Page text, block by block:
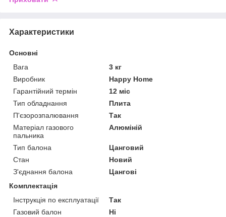
Характеристики
Основні
Вага
3 кг
Виробник
Happy Home
Гарантійний термін
12 міс
Тип обладнання
Плита
П'єзорозпалювання
Так
Матеріал газового
пальника
Алюміній
Тип балона
Цанговий
Стан
Новий
З'єднання балона
Цангові
Комплектація
Інструкція по експлуатації
Так
Газовий балон
Ні